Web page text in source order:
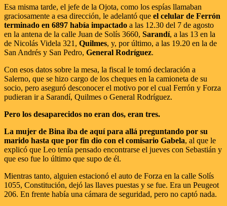
Esa misma tarde, el jefe de la Ojota, como los espías llamaban
graciosamente a esa dirección, le adelantó que el celular de Ferrón
terminado en 6897 había impactado a las 12.30 del 7 de agosto
en la antena de la calle Juan de Solís 3660, Sarandí, a las 13 en la
de Nicolás Videla 321, Quilmes, y, por último, a las 19.20 en la de
San Andrés y San Pedro, General Rodríguez.
Con esos datos sobre la mesa, la fiscal le tomó declaración a
Salerno, que se hizo cargo de los cheques en la camioneta de su
socio, pero aseguró desconocer el motivo por el cual Ferrón y Forza
pudieran ir a Sarandí, Quilmes o General Rodríguez.
Pero los desaparecidos no eran dos, eran tres.
La mujer de Bina iba de aquí para allá preguntando por su
marido hasta que por fin dio con el comisario Gabela, al que le
explicó que Leo tenía pensado encontrarse el jueves con Sebastián y
que eso fue lo último que supo de él.
Mientras tanto, alguien estacionó el auto de Forza en la calle Solís
1055, Constitución, dejó las llaves puestas y se fue. Era un Peugeot
206. En frente había una cámara de seguridad, pero no captó nada.